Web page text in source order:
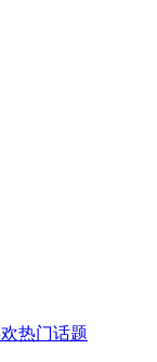
热门话题